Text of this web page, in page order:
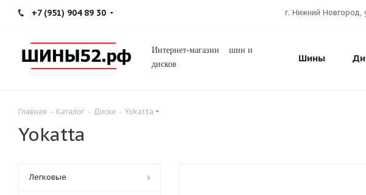
+7 (951) 904 89 30 г. Нижний Новгород,
Интернет-магазин шин и
дисков
Шины
Главная - Каталог - Диски - Yokatta
Yokatta
Легковые